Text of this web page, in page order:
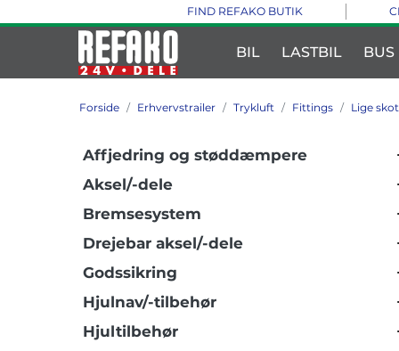
FIND REFAKO BUTIK
BIL LASTBIL BUS
Forside Erhvervstrailer Trykluft Fittings Lige
Affjedring og støddæmpere
Aksel/-dele
Bremsesystem
Drejebar aksel/-dele
Godssikring
Hjulnav/-tilbehør
Hjultilbehør